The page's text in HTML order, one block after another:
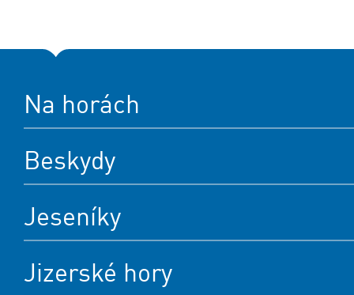
Na horách
Beskydy
Jeseníky
Jizerské hory